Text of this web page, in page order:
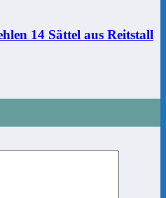
14 Sättel aus Reitstall